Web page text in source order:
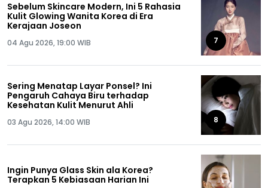
Sebelum Skincare Modern, Ini 5 Rahasia
Kulit Glowing Wanita Korea di Era
Kerajaan Joseon
04 Agu 2026, 19:00 WIB 7
Sering Menatap Layar Ponsel? Ini
Pengaruh Cahaya Biru terhadap
Kesehatan Kulit Menurut Ahli
03 Agu 2026, 14:00 WIB 8
Ingin Punya Glass Skin ala Korea?
Terapkan 5 Kebiasaan Harian Ini